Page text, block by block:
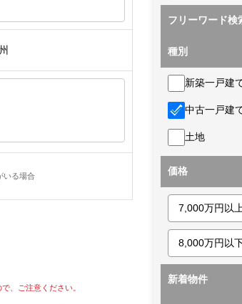
いる場合
、ご注意ください。
フリーワード検
種別
新築一戸建
中古一戸建
土地
価格
新着物件